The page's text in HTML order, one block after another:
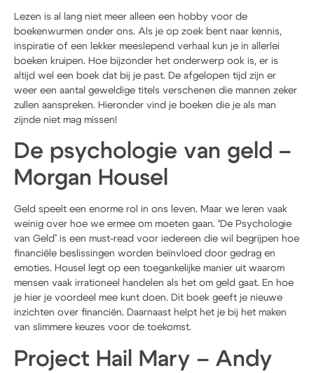
Lezen is al lang niet meer alleen een hobby voor de
boekenwurmen onder ons. Als je op zoek bent naar kennis,
inspiratie of een lekker meeslepend verhaal kun je in allerlei
boeken kruipen. Hoe bijzonder het onderwerp ook is, er is
altijd wel een boek dat bij je past. De afgelopen tijd zijn er
weer een aantal geweldige titels verschenen die mannen zeker
zullen aanspreken. Hieronder vind je boeken die je als man
zijnde niet mag missen!
De psychologie van geld –
Morgan Housel
Geld speelt een enorme rol in ons leven. Maar we leren vaak
weinig over hoe we ermee om moeten gaan. ‘De Psychologie
van Geld’ is een must-read voor iedereen die wil begrijpen hoe
financiële beslissingen worden beïnvloed door gedrag en
emoties. Housel legt op een toegankelijke manier uit waarom
mensen vaak irrationeel handelen als het om geld gaat. En hoe
je hier je voordeel mee kunt doen. Dit boek geeft je nieuwe
inzichten over financiën. Daarnaast helpt het je bij het maken
van slimmere keuzes voor de toekomst.
Project Hail Mary – Andy